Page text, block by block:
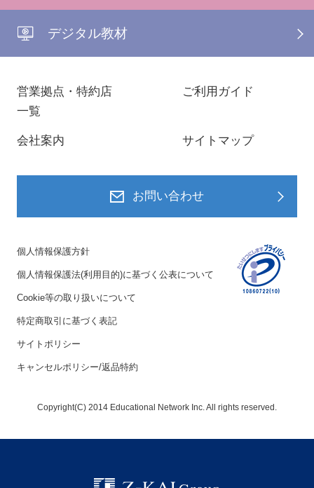
デジタル教材
営業拠点・特約店
一覧
ご利用ガイド
会社案内 サイトマップ
お問い合わせ
個人情報保護方針
個人情報保護法(利用目的)に基づく公表について
Cookie等の取り扱いについて
特定商取引に基づく表記
サイトポリシー
キャンセルポリシー/返品特約
Copyright(C) 2014 Educational Network Inc. All rights reserved.